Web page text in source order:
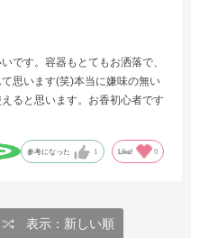
です。容器もとてもお洒落で、
思います(笑)本当に嫌味の無い
ると思います。お香初心者です
参考になった 1 Like! 0
表示：新しい順